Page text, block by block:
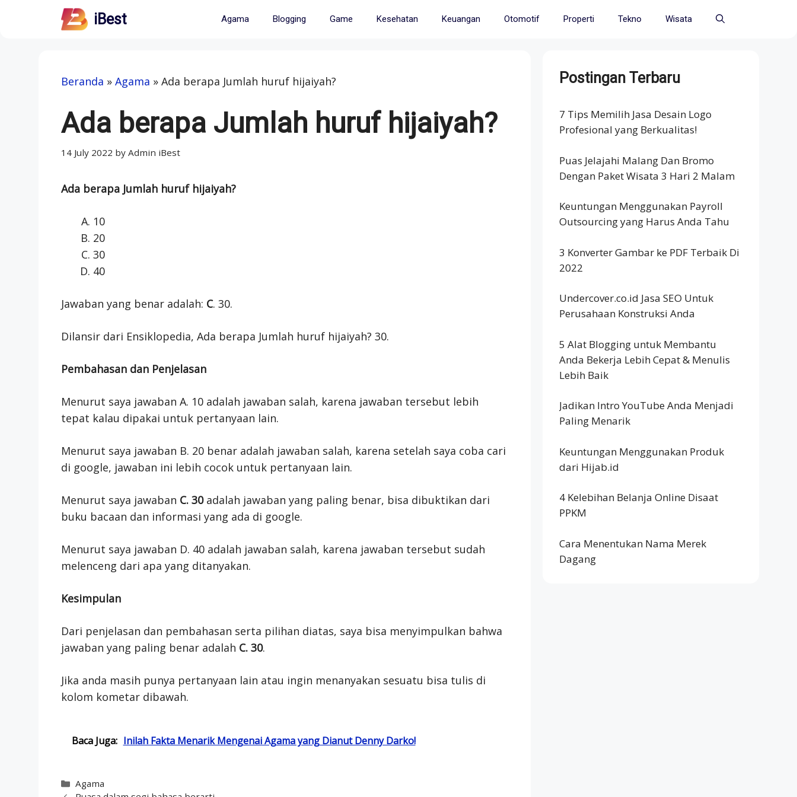
iBest Agama Blogging Game Kesehatan Keuangan Otomotif Properti Tekno Wisata
Beranda » Agama » Ada berapa Jumlah huruf hijaiyah?
Ada berapa Jumlah huruf hijaiyah?
14 July 2022 by Admin iBest
Ada berapa Jumlah huruf hijaiyah?
10
20
30
40
Jawaban yang benar adalah: C. 30.
Dilansir dari Ensiklopedia, Ada berapa Jumlah huruf hijaiyah? 30.
Pembahasan dan Penjelasan
Menurut saya jawaban A. 10 adalah jawaban salah, karena jawaban tersebut lebih
tepat kalau dipakai untuk pertanyaan lain.
Menurut saya jawaban B. 20 benar adalah jawaban salah, karena setelah saya coba cari
di google, jawaban ini lebih cocok untuk pertanyaan lain.
Menurut saya jawaban C. 30adalah jawaban yang paling benar, bisa dibuktikan dari
buku bacaan dan informasi yang ada di google.
Menurut saya jawaban D. 40 adalah jawaban salah, karena jawaban tersebut sudah
melenceng dari apa yang ditanyakan.
Kesimpulan
Dari penjelasan dan pembahasan serta pilihan diatas, saya bisa menyimpulkan bahwa
jawaban yang paling benar adalah C. 30.
Jika anda masih punya pertanyaan lain atau ingin menanyakan sesuatu bisa tulis di
kolom kometar dibawah.
Baca Juga: Inilah Fakta Menarik Mengenai Agama yang Dianut Denny Darko!
Categories
Agama
Postingan Terbaru
7 Tips Memilih Jasa Desain Logo
Profesional yang Berkualitas!
Puas Jelajahi Malang Dan Bromo
Dengan Paket Wisata 3 Hari 2 Malam
Keuntungan Menggunakan Payroll
Outsourcing yang Harus Anda Tahu
3 Konverter Gambar ke PDF Terbaik Di
2022
Undercover.co.id Jasa SEO Untuk
Perusahaan Konstruksi Anda
5 Alat Blogging untuk Membantu
Anda Bekerja Lebih Cepat & Menulis
Lebih Baik
Jadikan Intro YouTube Anda Menjadi
Paling Menarik
Keuntungan Menggunakan Produk
dari Hijab.id
4 Kelebihan Belanja Online Disaat
PPKM
Cara Menentukan Nama Merek
Dagang